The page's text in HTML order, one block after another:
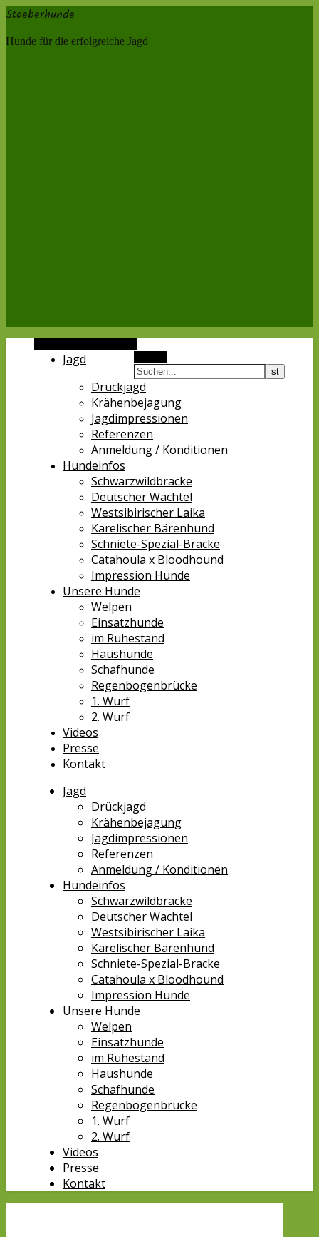
Stoeberhunde
Hunde für die erfolgreiche Jagd
Jagd
Drückjagd
Krähenbejagung
Jagdimpressionen
Referenzen
Anmeldung / Konditionen
Hundeinfos
Schwarzwildbracke
Deutscher Wachtel
Westsibirischer Laika
Karelischer Bärenhund
Schniete-Spezial-Bracke
Catahoula x Bloodhound
Impression Hunde
Unsere Hunde
Welpen
Einsatzhunde
im Ruhestand
Haushunde
Schafhunde
Regenbogenbrücke
1. Wurf
2. Wurf
Videos
Presse
Kontakt
Jagd
Drückjagd
Krähenbejagung
Jagdimpressionen
Referenzen
Anmeldung / Konditionen
Hundeinfos
Schwarzwildbracke
Deutscher Wachtel
Westsibirischer Laika
Karelischer Bärenhund
Schniete-Spezial-Bracke
Catahoula x Bloodhound
Impression Hunde
Unsere Hunde
Welpen
Einsatzhunde
im Ruhestand
Haushunde
Schafhunde
Regenbogenbrücke
1. Wurf
2. Wurf
Videos
Presse
Kontakt